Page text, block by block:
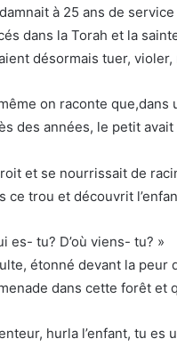
à 25 ans de
dans la Torah et la
désormais tuer,
on raconte
des années, le petit
et se nourrissait de
ce trou et découvrit
es- tu? D’où viens- tu? »
étonné devant la
dans cette forêt et
hurla l’enfant, tu es